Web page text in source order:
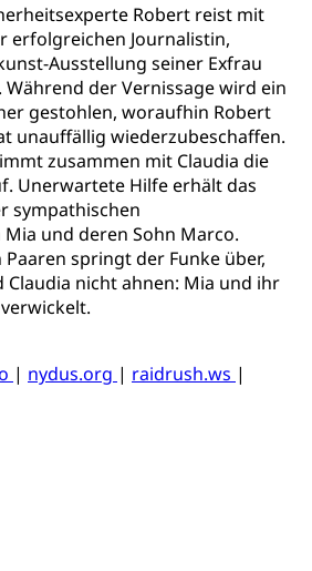
Robert reist mit
erfolgreichen Journalistin,
Ausstellung seiner Exfrau
Während der Vernissage wird ein
gestohlen, woraufhin Robert
unauffällig wiederzubeschaffen.
zusammen mit Claudia die
Unerwartete Hilfe erhält das
sympathischen
und deren Sohn Marco.
springt der Funke über,
Claudia nicht ahnen: Mia und ihr
| nydus.org | raidrush.ws |